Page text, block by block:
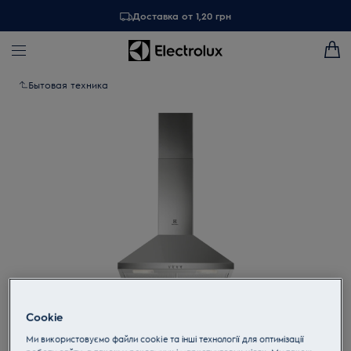
Доставка от 1,20 грн
Бытовая техника
Cookie
Ми використовуємо файли cookie та інші технології для оптимізації